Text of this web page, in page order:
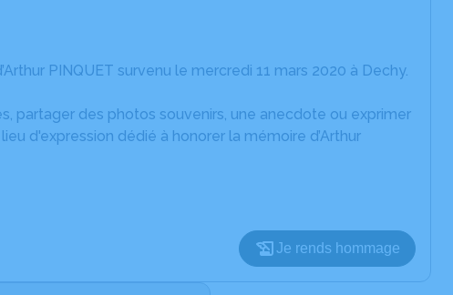
PINQUET survenu le mercredi 11 mars 2020 à Dechy.
partager des photos souvenirs, une anecdote ou exprimer
d'expression dédié à honorer la mémoire d’Arthur
Je rends hommage